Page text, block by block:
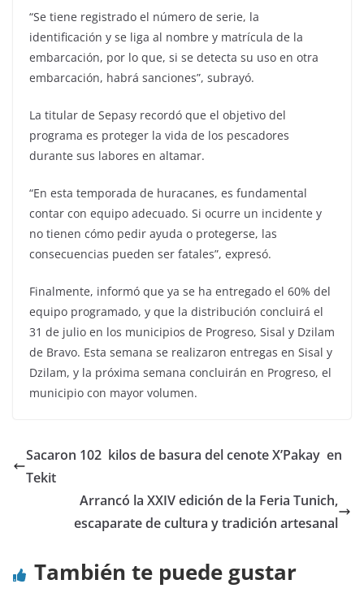
“Se tiene registrado el número de serie, la
identificación y se liga al nombre y matrícula de la
embarcación, por lo que, si se detecta su uso en otra
embarcación, habrá sanciones”, subrayó.
La titular de Sepasy recordó que el objetivo del
programa es proteger la vida de los pescadores
durante sus labores en altamar.
“En esta temporada de huracanes, es fundamental
contar con equipo adecuado. Si ocurre un incidente y
no tienen cómo pedir ayuda o protegerse, las
consecuencias pueden ser fatales”, expresó.
Finalmente, informó que ya se ha entregado el 60% del
equipo programado, y que la distribución concluirá el
31 de julio en los municipios de Progreso, Sisal y Dzilam
de Bravo. Esta semana se realizaron entregas en Sisal y
Dzilam, y la próxima semana concluirán en Progreso, el
municipio con mayor volumen.
Sacaron 102 kilos de basura del cenote X’Pakay en
Tekit
Arrancó la XXIV edición de la Feria Tunich,
escaparate de cultura y tradición artesanal
También te puede gustar